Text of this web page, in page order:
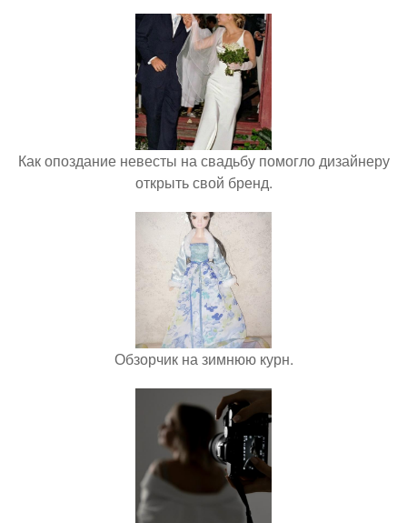
Как опоздание невесты на свадьбу помогло дизайнеру
открыть свой бренд.
Обзорчик на зимнюю курн.